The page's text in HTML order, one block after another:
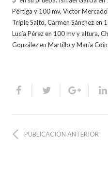
Pértiga y 100 mv, Víctor
Triple Salto, Carmen Sánchez en
Lucía Pérez en 100 mv y altura,
González en Martillo y María Coín
PUBLICACIÓN ANTERIOR